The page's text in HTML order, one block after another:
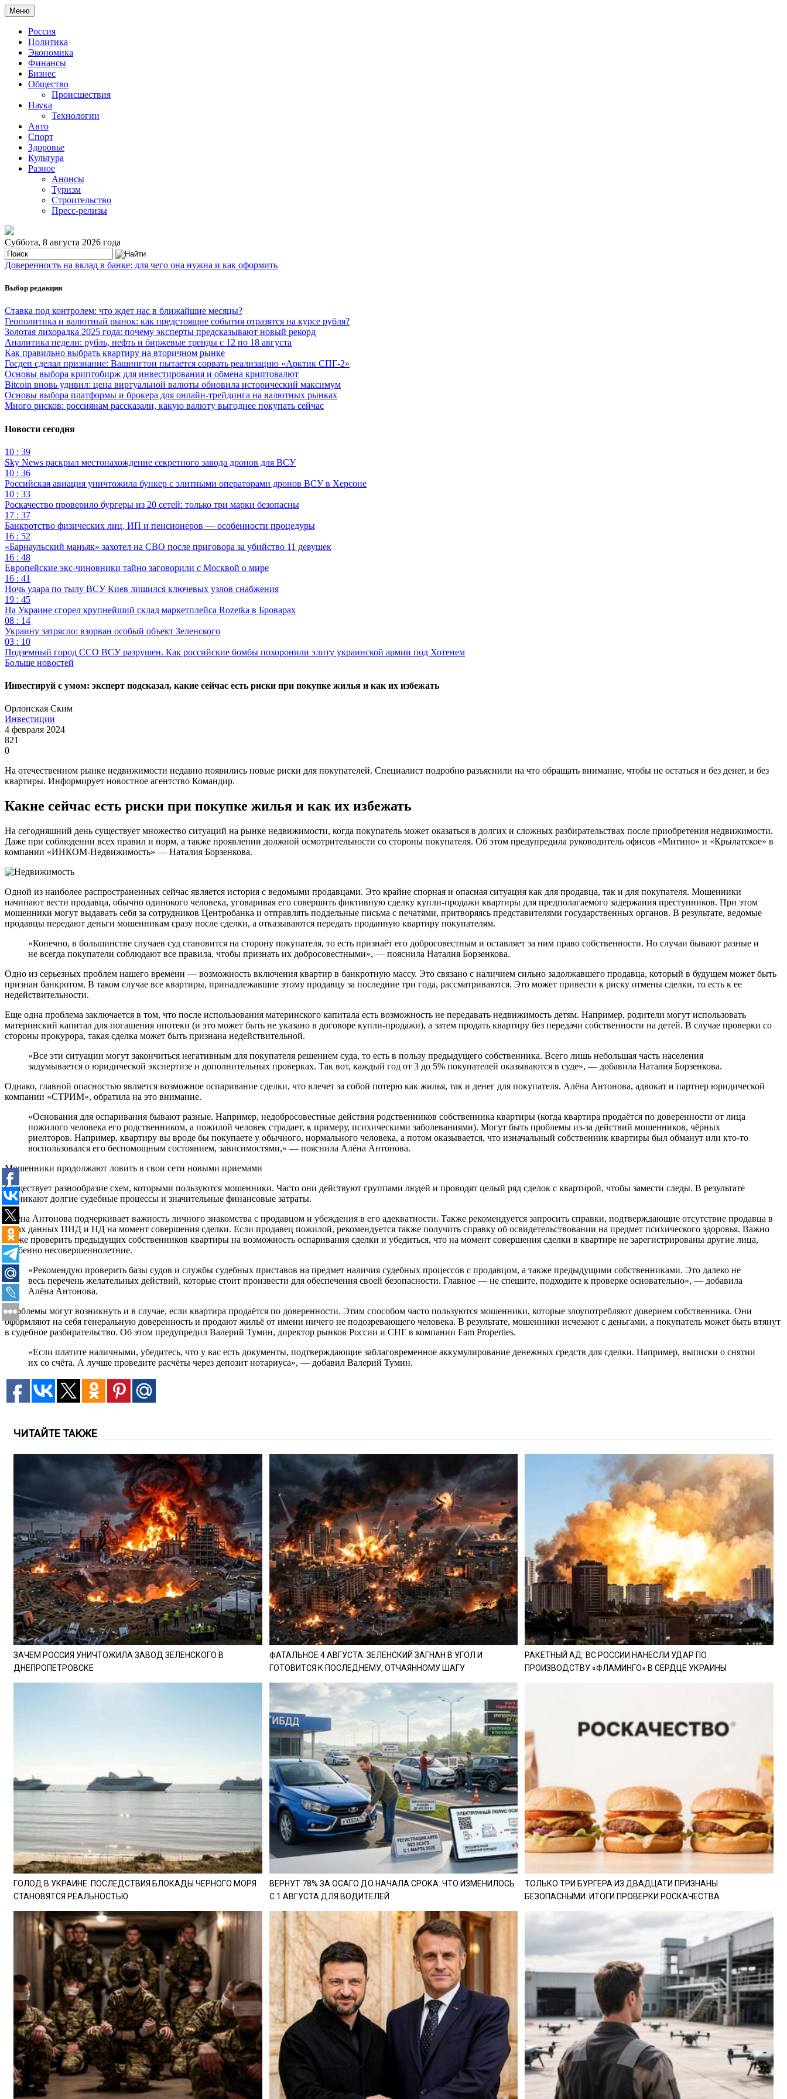
Меню
Россия
Политика
Экономика
Финансы
Бизнес
Общество
Происшествия
Наука
Технологии
Авто
Спорт
Здоровье
Культура
Разное
Анонсы
Туризм
Строительство
Пресс-релизы
Суббота, 8 августа 2026 года
Доверенность на вклад в банке: для чего она нужна и как оформить
Выбор редакции
Ставка под контролем: что ждет нас в ближайшие месяцы?
Геополитика и валютный рынок: как предстоящие события отразятся на курсе рубля?
Золотая лихорадка 2025 года: почему эксперты предсказывают новый рекорд
Аналитика недели: рубль, нефть и биржевые тренды с 12 по 18 августа
Как правильно выбрать квартиру на вторичном рынке
Госдеп сделал признание: Вашингтон пытается сорвать реализацию «Арктик СПГ-2»
Основы выбора криптобирж для инвестирования и обмена криптовалют
Bitcoin вновь удивил: цена виртуальной валюты обновила исторический максимум
Основы выбора платформы и брокера для онлайн-трейдинга на валютных рынках
Много рисков: россиянам рассказали, какую валюту выгоднее покупать сейчас
Новости сегодня
10 : 39
Sky News раскрыл местонахождение секретного завода дронов для ВСУ
10 : 36
Российская авиация уничтожила бункер с элитными операторами дронов ВСУ в Херсоне
10 : 33
Роскачество проверило бургеры из 20 сетей: только три марки безопасны
17 : 37
Банкротство физических лиц, ИП и пенсионеров — особенности процедуры
16 : 52
«Барнаульский маньяк» захотел на СВО после приговора за убийство 11 девушек
16 : 48
Европейские экс-чиновники тайно заговорили с Москвой о мире
16 : 41
Ночь удара по тылу ВСУ Киев лишился ключевых узлов снабжения
19 : 45
На Украине сгорел крупнейший склад маркетплейса Rozetka в Броварах
08 : 14
Украину затрясло: взорван особый объект Зеленского
03 : 10
Подземный город ССО ВСУ разрушен. Как российские бомбы похоронили элиту украинской армии под Хотенем
Больше новостей
Инвестируй с умом: эксперт подсказал, какие сейчас есть риски при покупке жилья и как их избежать
Орлонская Ским
Инвестиции
4 февраля 2024
821
0
На отечественном рынке недвижимости недавно появились новые риски для покупателей. Специалист подробно разъяснили на что обращать внимание, чтобы не остаться и без денег, и без
квартиры. Информирует новостное агентство Командир.
Какие сейчас есть риски при покупке жилья и как их избежать
На сегодняшний день существует множество ситуаций на рынке недвижимости, когда покупатель может оказаться в долгих и сложных разбирательствах после приобретения недвижимости.
Даже при соблюдении всех правил и норм, а также проявлении должной осмотрительности со стороны покупателя. Об этом предупредила руководитель офисов «Митино» и «Крылатское» в
компании «ИНКОМ-Недвижимость» — Наталия Борзенкова.
Одной из наиболее распространенных сейчас является история с ведомыми продавцами. Это крайне спорная и опасная ситуация как для продавца, так и для покупателя. Мошенники
начинают вести продавца, обычно одинокого человека, уговаривая его совершить фиктивную сделку купли-продажи квартиры для предполагаемого задержания преступников. При этом
мошенники могут выдавать себя за сотрудников Центробанка и отправлять поддельные письма с печатями, притворяясь представителями государственных органов. В результате, ведомые
продавцы передают деньги мошенникам сразу после сделки, а отказываются передать проданную квартиру покупателям.
«Конечно, в большинстве случаев суд становится на сторону покупателя, то есть признаёт его добросовестным и оставляет за ним право собственности. Но случаи бывают разные и
не всегда покупатели соблюдают все правила, чтобы признать их добросовестными», — пояснила Наталия Борзенкова.
Одно из серьезных проблем нашего времени — возможность включения квартир в банкротную массу. Это связано с наличием сильно задолжавшего продавца, который в будущем может быть
признан банкротом. В таком случае все квартиры, принадлежавшие этому продавцу за последние три года, рассматриваются. Это может привести к риску отмены сделки, то есть к ее
недействительности.
Еще одна проблема заключается в том, что после использования материнского капитала есть возможность не передавать недвижимость детям. Например, родители могут использовать
материнский капитал для погашения ипотеки (и это может быть не указано в договоре купли-продажи), а затем продать квартиру без передачи собственности на детей. В случае проверки со
стороны прокурора, такая сделка может быть признана недействительной.
«Все эти ситуации могут закончиться негативным для покупателя решением суда, то есть в пользу предыдущего собственника. Всего лишь небольшая часть населения
задумывается о юридической экспертизе и дополнительных проверках. Так вот, каждый год от 3 до 5% покупателей оказываются в суде», — добавила Наталия Борзенкова.
Однако, главной опасностью является возможное оспаривание сделки, что влечет за собой потерю как жилья, так и денег для покупателя. Алёна Антонова, адвокат и партнер юридической
компании «СТРИМ», обратила на это внимание.
«Основания для оспаривания бывают разные. Например, недобросовестные действия родственников собственника квартиры (когда квартира продаётся по доверенности от лица
пожилого человека его родственником, а пожилой человек страдает, к примеру, психическими заболеваниями). Могут быть проблемы из-за действий мошенников, чёрных
риелторов. Например, квартиру вы вроде бы покупаете у обычного, нормального человека, а потом оказывается, что изначальный собственник квартиры был обманут или кто-то
воспользовался его беспомощным состоянием, зависимостями,» — пояснила Алёна Антонова.
Мошенники продолжают ловить в свои сети новыми приемами
Существует разнообразие схем, которыми пользуются мошенники. Часто они действуют группами людей и проводят целый ряд сделок с квартирой, чтобы замести следы. В результате
возникают долгие судебные процессы и значительные финансовые затраты.
Алёна Антонова подчеркивает важность личного знакомства с продавцом и убеждения в его адекватности. Также рекомендуется запросить справки, подтверждающие отсутствие продавца в
базах данных ПНД и НД на момент совершения сделки. Если продавец пожилой, рекомендуется также получить справку об освидетельствовании на предмет психического здоровья. Важно
также проверить предыдущих собственников квартиры на возможность оспаривания сделки и убедиться, что на момент совершения сделки в квартире не зарегистрированы другие лица,
особенно несовершеннолетние.
«Рекомендую проверить базы судов и службы судебных приставов на предмет наличия судебных процессов с продавцом, а также предыдущими собственниками. Это далеко не
весь перечень желательных действий, которые стоит произвести для обеспечения своей безопасности. Главное — не спешите, подходите к проверке основательно», — добавила
Алёна Антонова.
Проблемы могут возникнуть и в случае, если квартира продаётся по доверенности. Этим способом часто пользуются мошенники, которые злоупотребляют доверием собственника. Они
оформляют на себя генеральную доверенность и продают жильё от имени ничего не подозревающего человека. В результате, мошенники исчезают с деньгами, а покупатель может быть втянут
в судебное разбирательство. Об этом предупредил Валерий Тумин, директор рынков России и СНГ в компании Fam Properties.
«Если платите наличными, убедитесь, что у вас есть документы, подтверждающие заблаговременное аккумулирование денежных средств для сделки. Например, выписки о снятии
их со счёта. А лучше проведите расчёты через депозит нотариуса», — добавил Валерий Тумин.
ЧИТАЙТЕ ТАКЖЕ
ЗАЧЕМ РОССИЯ УНИЧТОЖИЛА ЗАВОД ЗЕЛЕНСКОГО В
ДНЕПРОПЕТРОВСКЕ
ФАТАЛЬНОЕ 4 АВГУСТА: ЗЕЛЕНСКИЙ ЗАГНАН В УГОЛ И
ГОТОВИТСЯ К ПОСЛЕДНЕМУ, ОТЧАЯННОМУ ШАГУ
РАКЕТНЫЙ АД: ВС РОССИИ НАНЕСЛИ УДАР ПО
ПРОИЗВОДСТВУ «ФЛАМИНГО» В СЕРДЦЕ УКРАИНЫ
ГОЛОД В УКРАИНЕ: ПОСЛЕДСТВИЯ БЛОКАДЫ ЧЕРНОГО МОРЯ
СТАНОВЯТСЯ РЕАЛЬНОСТЬЮ
ВЕРНУТ 78% ЗА ОСАГО ДО НАЧАЛА СРОКА. ЧТО ИЗМЕНИЛОСЬ
С 1 АВГУСТА ДЛЯ ВОДИТЕЛЕЙ
ТОЛЬКО ТРИ БУРГЕРА ИЗ ДВАДЦАТИ ПРИЗНАНЫ
БЕЗОПАСНЫМИ: ИТОГИ ПРОВЕРКИ РОСКАЧЕСТВА